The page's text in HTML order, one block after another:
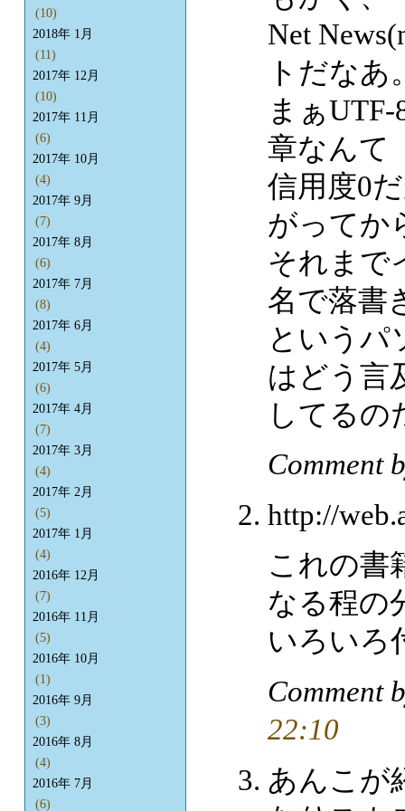
Net
トだなあ
まぁ
章なんて
信用度0
がってか
それまで
名で落書
というパ
はどう言
してるの
Comment
http://
これの書
なる程の
いろいろ
Comment
22:10
あんこが
(10)
2018年 1月
(11)
2017年 12月
(10)
2017年 11月
(6)
2017年 10月
(4)
2017年 9月
(7)
2017年 8月
(6)
2017年 7月
(8)
2017年 6月
(4)
2017年 5月
(6)
2017年 4月
(7)
2017年 3月
(4)
2017年 2月
(5)
2017年 1月
(4)
2016年 12月
(7)
2016年 11月
(5)
2016年 10月
(1)
2016年 9月
(3)
2016年 8月
(4)
2016年 7月
(6)